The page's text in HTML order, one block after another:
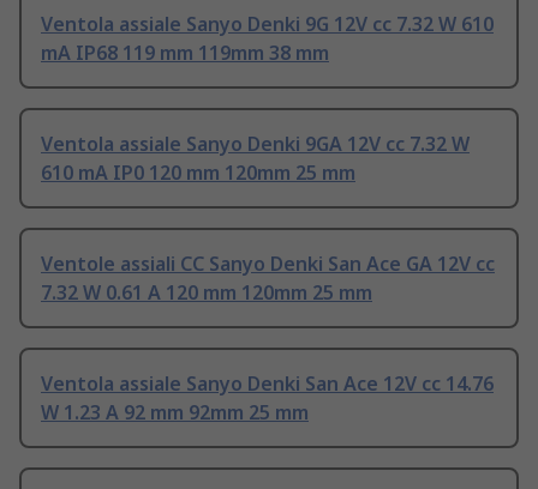
Ventola assiale Sanyo Denki 9G 12V cc 7.32 W 610
mA IP68 119 mm 119mm 38 mm
Ventola assiale Sanyo Denki 9GA 12V cc 7.32 W
610 mA IP0 120 mm 120mm 25 mm
Ventole assiali CC Sanyo Denki San Ace GA 12V cc
7.32 W 0.61 A 120 mm 120mm 25 mm
Ventola assiale Sanyo Denki San Ace 12V cc 14.76
W 1.23 A 92 mm 92mm 25 mm